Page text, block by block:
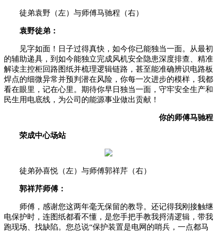
徒弟袁野（左）与师傅马驰程（右）
袁野徒弟：
见字如面！日子过得真快，如今你已能独当一面。从最初
的辅助递具，到如今能独立完成风机安全隐患深度排查、精准
解读主控柜回路图纸并梳理逻辑链路，甚至能准确辨识电路板
焊点的细微异常并预判潜在风险，你每一次进步的模样，我都
看在眼里，记在心里。期待你早日独当一面，守牢安全生产和
民生用电底线，为公司的能源事业做出贡献！
你的师傅马驰程
荣成中心场站
徒弟孙喜悦（左）与师傅郭祥芹（右）
郭祥芹师傅：
师傅，感谢您这两年毫无保留的教导。还记得我刚接触继
电保护时，连图纸都看不懂，是您手把手教我捋清逻辑，带我
跑现场、找缺陷。您总说“保护装置是电网的哨兵，一点都马